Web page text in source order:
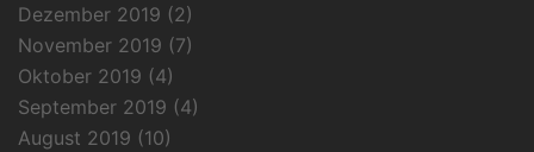
Dezember 2019 (2)
November 2019 (7)
Oktober 2019 (4)
September 2019 (4)
August 2019 (10)